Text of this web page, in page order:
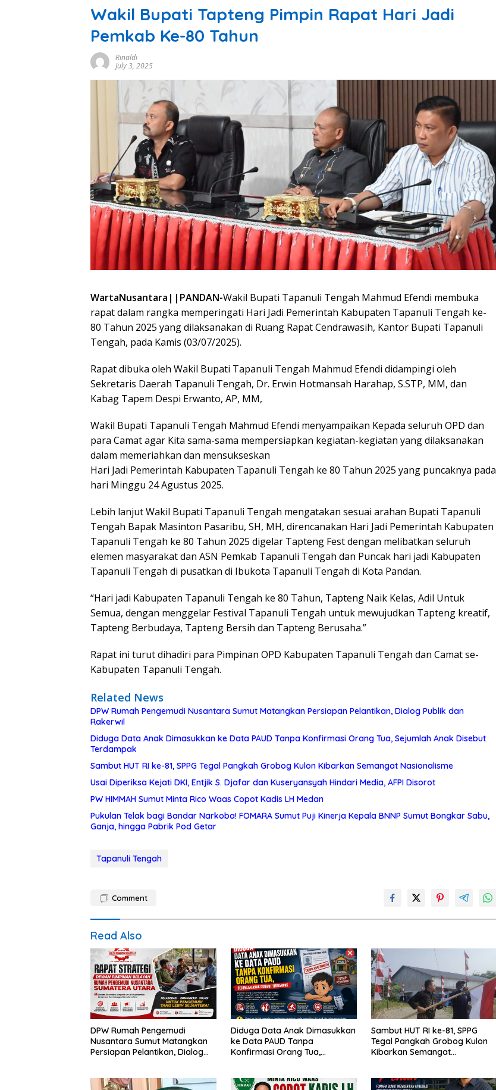
Wakil Bupati Tapteng Pimpin Rapat Hari Jadi
Pemkab Ke-80 Tahun
Rinaldi
July 3, 2025
WartaNusantara||PANDAN-Wakil Bupati Tapanuli Tengah Mahmud Efendi membuka
rapat dalam rangka memperingati Hari Jadi Pemerintah Kabupaten Tapanuli Tengah ke-
80 Tahun 2025 yang dilaksanakan di Ruang Rapat Cendrawasih, Kantor Bupati Tapanuli
Tengah, pada Kamis (03/07/2025).
Rapat dibuka oleh Wakil Bupati Tapanuli Tengah Mahmud Efendi didampingi oleh
Sekretaris Daerah Tapanuli Tengah, Dr. Erwin Hotmansah Harahap, S.STP, MM, dan
Kabag Tapem Despi Erwanto, AP, MM,
Wakil Bupati Tapanuli Tengah Mahmud Efendi menyampaikan Kepada seluruh OPD dan
para Camat agar Kita sama-sama mempersiapkan kegiatan-kegiatan yang dilaksanakan
dalam memeriahkan dan mensukseskan
Hari Jadi Pemerintah Kabupaten Tapanuli Tengah ke 80 Tahun 2025 yang puncaknya pada
hari Minggu 24 Agustus 2025.
Lebih lanjut Wakil Bupati Tapanuli Tengah mengatakan sesuai arahan Bupati Tapanuli
Tengah Bapak Masinton Pasaribu, SH, MH, direncanakan Hari Jadi Pemerintah Kabupaten
Tapanuli Tengah ke 80 Tahun 2025 digelar Tapteng Fest dengan melibatkan seluruh
elemen masyarakat dan ASN Pemkab Tapanuli Tengah dan Puncak hari jadi Kabupaten
Tapanuli Tengah di pusatkan di Ibukota Tapanuli Tengah di Kota Pandan.
“Hari jadi Kabupaten Tapanuli Tengah ke 80 Tahun, Tapteng Naik Kelas, Adil Untuk
Semua, dengan menggelar Festival Tapanuli Tengah untuk mewujudkan Tapteng kreatif,
Tapteng Berbudaya, Tapteng Bersih dan Tapteng Berusaha.”
Rapat ini turut dihadiri para Pimpinan OPD Kabupaten Tapanuli Tengah dan Camat se-
Kabupaten Tapanuli Tengah.
Related News
DPW Rumah Pengemudi Nusantara Sumut Matangkan Persiapan Pelantikan, Dialog Publik dan
Rakerwil
Diduga Data Anak Dimasukkan ke Data PAUD Tanpa Konfirmasi Orang Tua, Sejumlah Anak Disebut
Terdampak
Sambut HUT RI ke-81, SPPG Tegal Pangkah Grobog Kulon Kibarkan Semangat Nasionalisme
Usai Diperiksa Kejati DKI, Entjik S. Djafar dan Kuseryansyah Hindari Media, AFPI Disorot
PW HIMMAH Sumut Minta Rico Waas Copot Kadis LH Medan
Pukulan Telak bagi Bandar Narkoba! FOMARA Sumut Puji Kinerja Kepala BNNP Sumut Bongkar Sabu,
Ganja, hingga Pabrik Pod Getar
Tapanuli Tengah
Comment
Read Also
DPW Rumah Pengemudi
Nusantara Sumut Matangkan
Persiapan Pelantikan, Dialog
Diduga Data Anak Dimasukkan
ke Data PAUD Tanpa
Konfirmasi Orang Tua,
Sambut HUT RI ke-81, SPPG
Tegal Pangkah Grobog Kulon
Kibarkan Semangat